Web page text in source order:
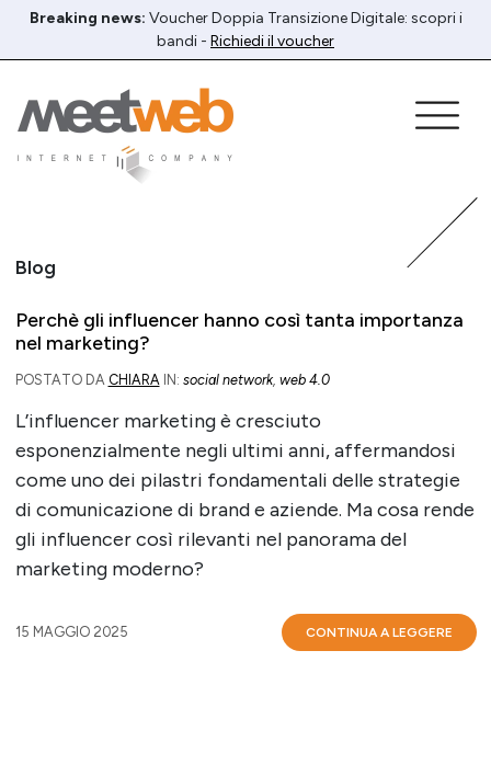
Breaking news: Voucher Doppia Transizione Digitale: scopri i
bandi - Richiedi il voucher
Blog
Perchè gli influencer hanno così tanta importanza
nel marketing?
POSTATO DA CHIARAIN: social network, web 4.0
L’influencer marketing è cresciuto
esponenzialmente negli ultimi anni, affermandosi
come uno dei pilastri fondamentali delle strategie
di comunicazione di brand e aziende. Ma cosa rende
gli influencer così rilevanti nel panorama del
marketing moderno?
15 MAGGIO 2025 CONTINUA A LEGGERE